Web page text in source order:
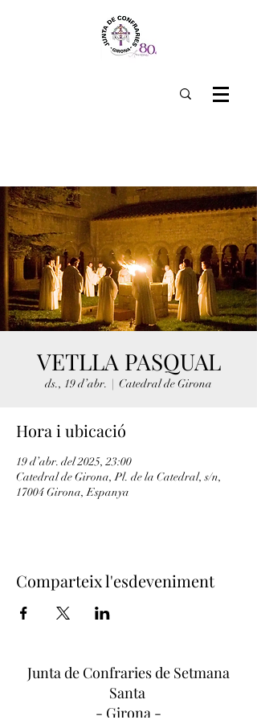
VETLLA PASQUAL
ds., 19 d’abr.
  |
Catedral de Girona
Hora i ubicació
19 d’abr. del 2025, 23:00
Catedral de Girona, Pl. de la Catedral, s/n,
17004 Girona, Espanya
Comparteix l'esdeveniment
Junta de Confraries de Setmana
Santa
- Girona -